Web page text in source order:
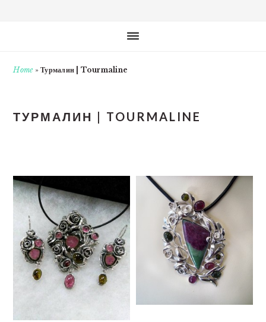
Home»Турмалин | Tourmaline
ТУРМАЛИН | TOURMALINE